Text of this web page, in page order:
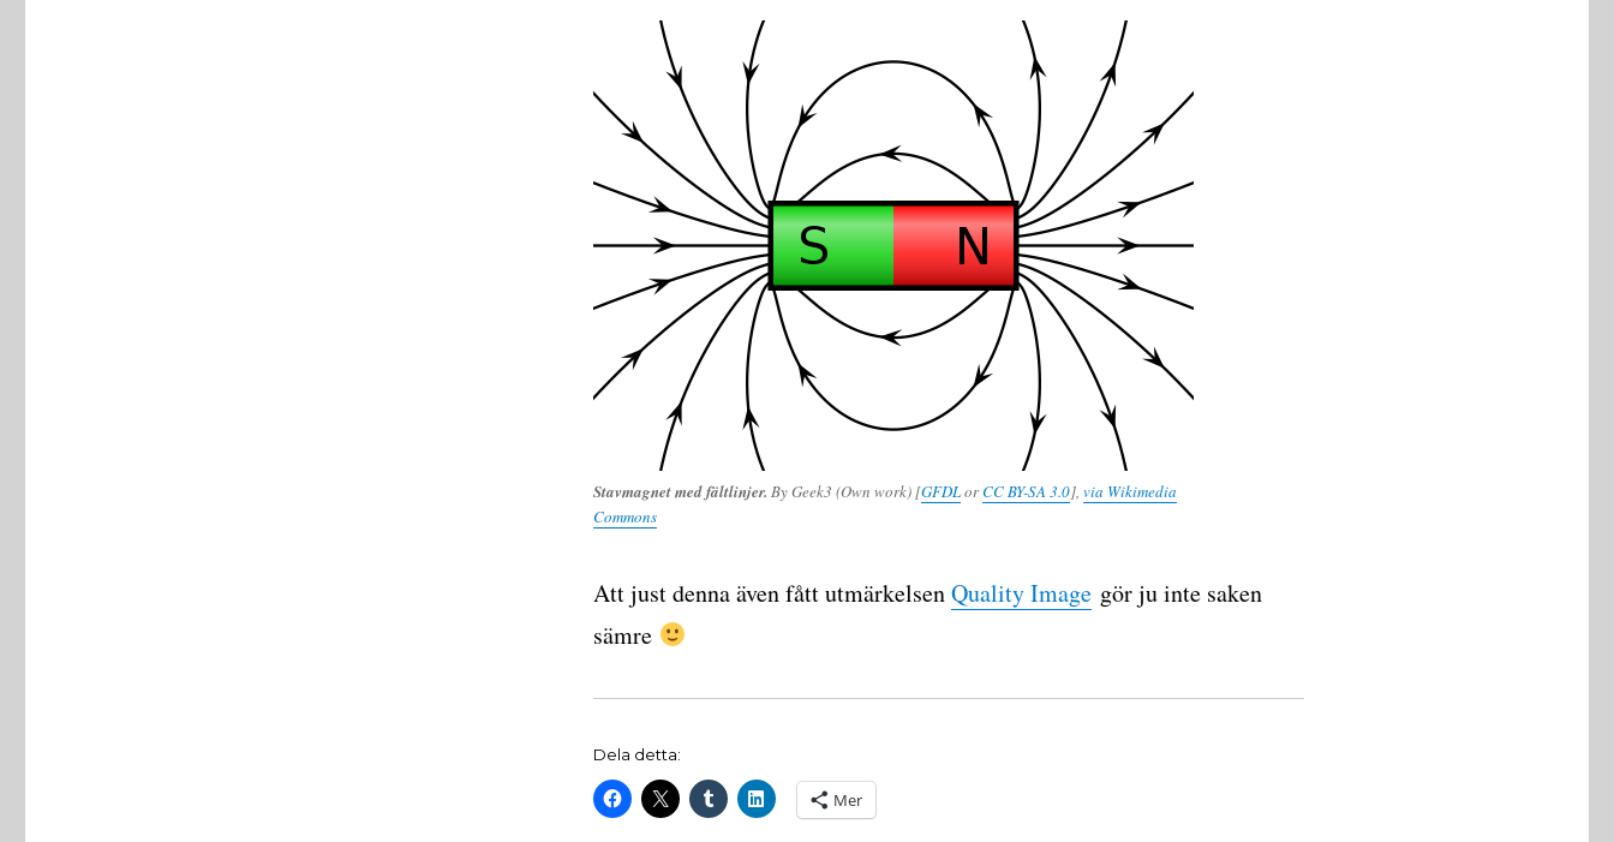
Stavmagnet med fältlinjer. By Geek3 (Own work) [GFDLorCC BY-SA 3.0],via Wikimedia
Commons
Att just denna även fått utmärkelsenQuality Image gör ju inte saken
sämre
Dela detta:
Mer